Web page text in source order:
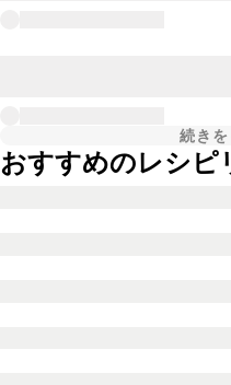
続き
おすすめのレシピ